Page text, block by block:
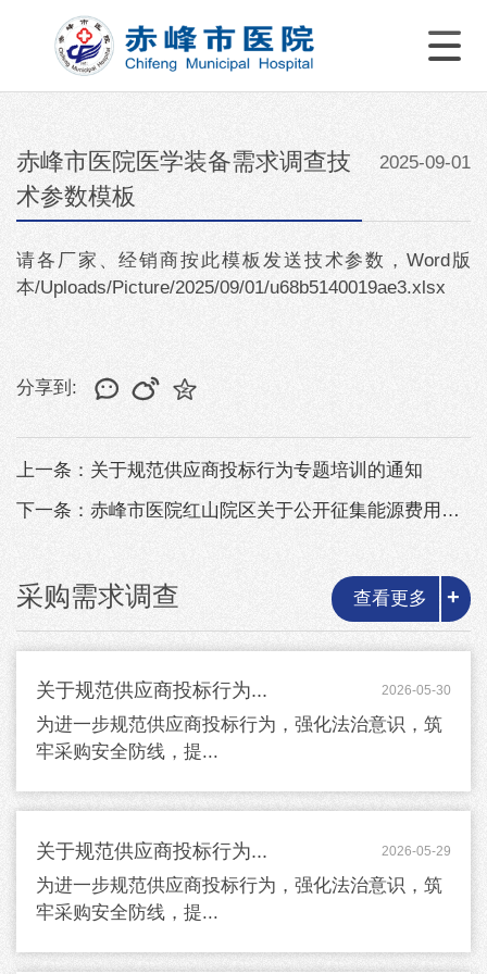
赤峰市医院医学装备需求调查技
术参数模板
2025-09-01
请各厂家、经销商按此模板发送技术参数，Word版
本/Uploads/Picture/2025/09/01/u68b5140019ae3.xlsx
分享到:
上一条：关于规范供应商投标行为专题培训的通知
下一条：赤峰市医院红山院区关于公开征集能源费用托管服务方案公告
采购需求调查 查看更多 +
关于规范供应商投标行为... 2026-05-30
为进一步规范供应商投标行为，强化法治意识，筑
牢采购安全防线，提...
关于规范供应商投标行为... 2026-05-29
为进一步规范供应商投标行为，强化法治意识，筑
牢采购安全防线，提...